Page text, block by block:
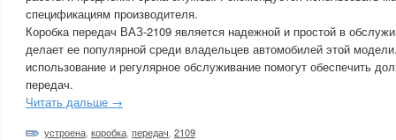
спецификациям производителя.
Коробка передач ВАЗ-2109 является надежной и простой в
делает ее популярной среди владельцев автомобилей этой
использование и регулярное обслуживание помогут обеспечить
передач.
Читать дальше →
устроена коробка передач 2109